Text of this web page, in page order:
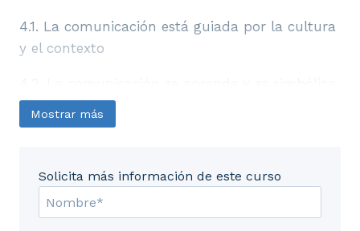
4.1. La comunicación está guiada por la cultura
y el contexto
4.3. Reglas y normas
6. La figura del DIRCOM en la política
Mostrar más
Solicita más información de este curso